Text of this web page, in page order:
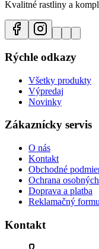
Kvalitné rastliny a
Rýchle odkazy
Všetky produkty
Výpredaj
Novinky
Zákaznícky servis
O nás
Kontakt
Obchodné
Ochrana
Doprava a platba
Reklamačný
Kontakt